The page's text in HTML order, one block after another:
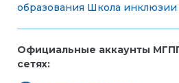
образования Школа инклюзии
Официальные аккаунты
сетях: